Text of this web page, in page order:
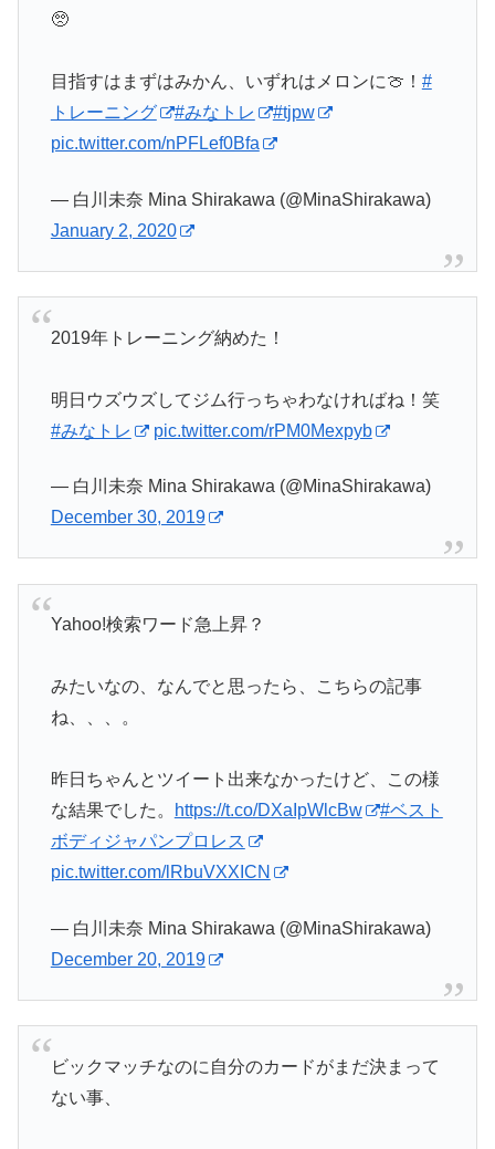
🥺
目指すはまずはみかん、いずれはメロンに🍈！ #
トレーニング
#みなトレ
#tjpw
pic.twitter.com/nPFLef0Bfa
— 白川未奈 Mina Shirakawa (@MinaShirakawa)
January 2, 2020
2019年トレーニング納めた！
明日ウズウズしてジム行っちゃわなければね！笑
#みなトレ
pic.twitter.com/rPM0Mexpyb
— 白川未奈 Mina Shirakawa (@MinaShirakawa)
December 30, 2019
Yahoo!検索ワード急上昇？
みたいなの、なんでと思ったら、こちらの記事
ね、、、。
昨日ちゃんとツイート出来なかったけど、この様
な結果でした。
https://t.co/DXaIpWlcBw
#ベスト
ボディジャパンプロレス
pic.twitter.com/lRbuVXXICN
— 白川未奈 Mina Shirakawa (@MinaShirakawa)
December 20, 2019
ビックマッチなのに自分のカードがまだ決まって
ない事、